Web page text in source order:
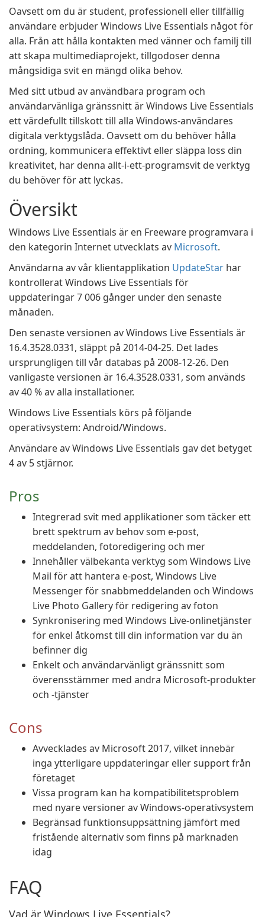
Oavsett om du är student, professionell eller tillfällig
användare erbjuder Windows Live Essentials något för
alla. Från att hålla kontakten med vänner och familj till
att skapa multimediaprojekt, tillgodoser denna
mångsidiga svit en mängd olika behov.
Med sitt utbud av användbara program och
användarvänliga gränssnitt är Windows Live Essentials
ett värdefullt tillskott till alla Windows-användares
digitala verktygslåda. Oavsett om du behöver hålla
ordning, kommunicera effektivt eller släppa loss din
kreativitet, har denna allt-i-ett-programsvit de verktyg
du behöver för att lyckas.
Översikt
Windows Live Essentials är en Freeware programvara i
den kategorin Internet utvecklats av Microsoft.
Användarna av vår klientapplikation UpdateStar har
kontrollerat Windows Live Essentials för
uppdateringar 7 006 gånger under den senaste
månaden.
Den senaste versionen av Windows Live Essentials är
16.4.3528.0331, släppt på 2014-04-25. Det lades
ursprungligen till vår databas på 2008-12-26. Den
vanligaste versionen är 16.4.3528.0331, som används
av 40 % av alla installationer.
Windows Live Essentials körs på följande
operativsystem: Android/Windows.
Användare av Windows Live Essentials gav det betyget
4 av 5 stjärnor.
Pros
Integrerad svit med applikationer som täcker ett
brett spektrum av behov som e-post,
meddelanden, fotoredigering och mer
Innehåller välbekanta verktyg som Windows Live
Mail för att hantera e-post, Windows Live
Messenger för snabbmeddelanden och Windows
Live Photo Gallery för redigering av foton
Synkronisering med Windows Live-onlinetjänster
för enkel åtkomst till din information var du än
befinner dig
Enkelt och användarvänligt gränssnitt som
överensstämmer med andra Microsoft-produkter
och -tjänster
Cons
Avvecklades av Microsoft 2017, vilket innebär
inga ytterligare uppdateringar eller support från
företaget
Vissa program kan ha kompatibilitetsproblem
med nyare versioner av Windows-operativsystem
Begränsad funktionsuppsättning jämfört med
fristående alternativ som finns på marknaden
idag
FAQ
Vad är Windows Live Essentials?